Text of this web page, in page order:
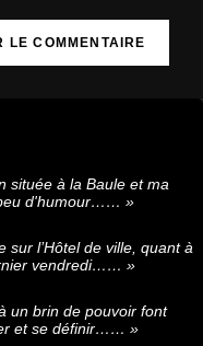
située à la Baule et ma
d'humour…… »
sur l’Hôtel de ville, quant à
vendredi…… »
un brin de pouvoir font
et se définir…… »